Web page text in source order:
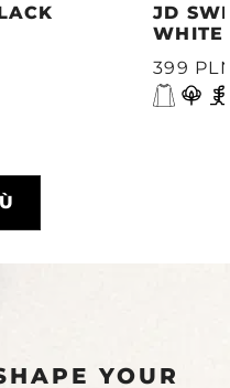
JD
WHITE
399
YOUR